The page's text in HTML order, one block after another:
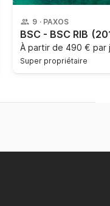
9 · PAXOS
BSC - BSC RIB
À partir de 490 € par
Super propriétaire